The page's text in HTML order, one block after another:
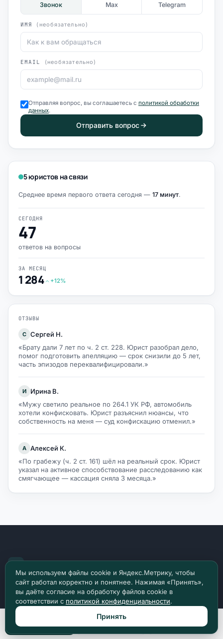
Звонок Max Telegram
ИМЯ (необязательно)
EMAIL (необязательно)
Отправляя вопрос, вы соглашаетесь с политикой обработки
данных.
Отправить вопрос
5 юристов на связи
Среднее время первого ответа сегодня — 17 минут.
СЕГОДНЯ
47
ответов на вопросы
ЗА МЕСЯЦ
1 284 +12%
ОТЗЫВЫ
С Сергей Н.
«Брату дали 7 лет по ч. 2 ст. 228. Юрист разобрал дело,
помог подготовить апелляцию — срок снизили до 5 лет,
часть эпизодов переквалифицировали.»
И
Ирина В.
«Мужу светило реальное по 264.1 УК РФ, автомобиль
хотели конфисковать. Юрист разъяснил нюансы, что
собственность на меня — суд конфискацию отменил.»
А Алексей К.
«По грабежу (ч. 2 ст. 161) шёл на реальный срок. Юрист
указал на активное способствование расследованию как
смягчающее — кассация сняла 3 месяца.»
Право Доступно
О главном в праве. Более 2449 разборов и
инструкций по российскому праву.
Задать вопрос
Мы используем файлы cookie и Яндекс.Метрику, чтобы
сайт работал корректно и понятнее. Нажимая «Принять»,
вы даёте согласие на обработку файлов cookie в
соответствии с политикой конфиденциальности.
Принять